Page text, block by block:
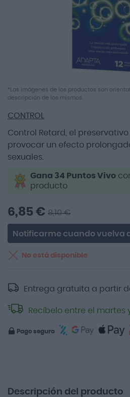
Saltar
al
de
la
de
imágenes
*Las imágenes de los productos son
descripción de los mismos.
CONTROL
Control Retard, el
provocar un efecto
sexuales.
Gana 34 Puntos Vivo
producto
6,85 € 8,10 €
Notificarme cuando vuelva
No está disponible
Entrega gratuita a partir
Recíbelo entre el martes
Pago seguro
Descripción del producto